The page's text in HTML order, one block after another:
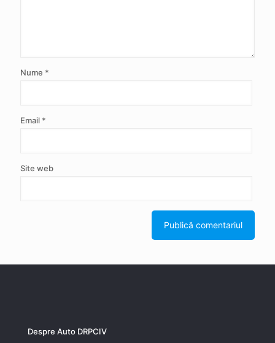
Nume *
Email *
Site web
Despre Auto DRPCIV